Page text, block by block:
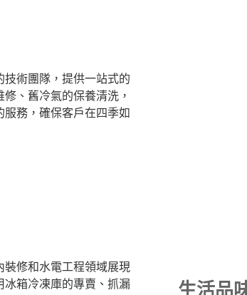
術團隊，提供一站式的
、舊冷氣的保養清洗，
務，確保客戶在四季如
修和水電工程領域展現
箱冷凍庫的專賣、抓漏
生活品